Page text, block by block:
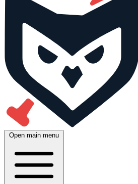
Open main menu